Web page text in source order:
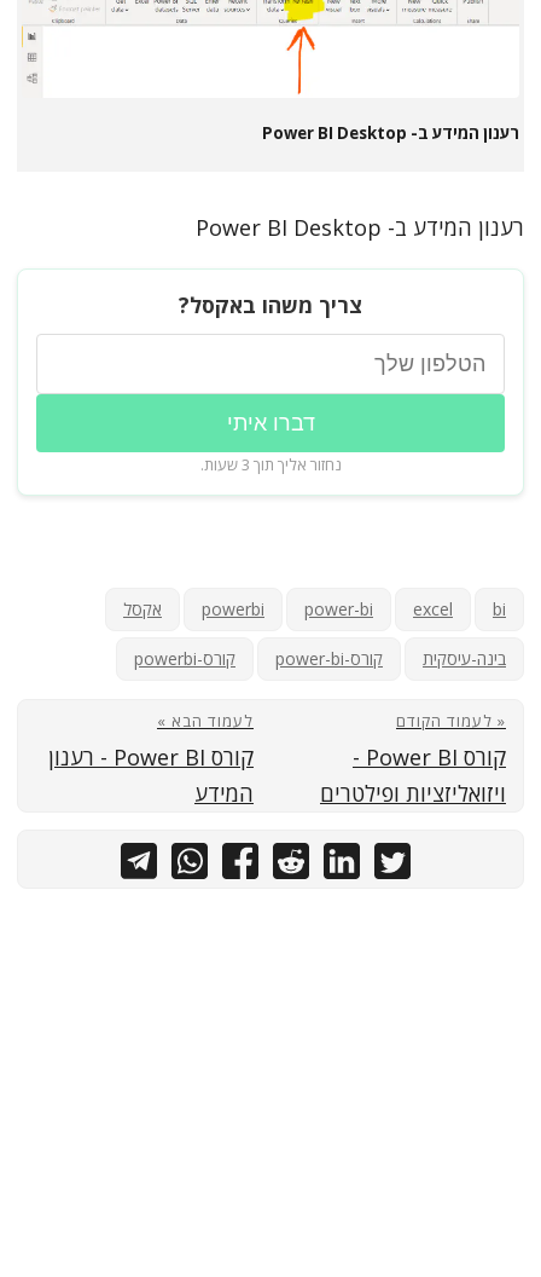
רענון המידע ב- Power BI Desktop
רענון המידע ב- Power BI Desktop
צריך משהו באקסל?
דברו איתי
נחזור אליך תוך 3 שעות.
bi
excel
power-bi
powerbi אקסל
בינה-עיסקית קורס-power-bi קורס-powerbi
« לעמוד הקודם
קורס Power BI -
ויזואליזציות ופילטרים
לעמוד הבא »
קורס Power BI - רענון
המידע